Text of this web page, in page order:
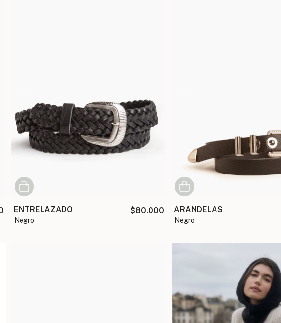
ENTRELAZADO
negro
$80.000 ARANDELAS
negro